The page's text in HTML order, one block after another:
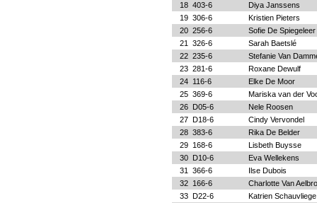
18 403-6
Diya Janssens
19 306-6
Kristien Pieters
20 256-6
Sofie De Spiegeleer
21
326-6
Sarah Baetslé
22 235-6
Stefanie Van
23 281-6
Roxane Dewulf
24 116-6
Elke De Moor
25 369-6
Mariska van der
26 D05-6
Nele Roosen
27 D18-6
Cindy Vervondel
28 383-6
Rika De Belder
29 168-6
Lisbeth Buysse
30 D10-6
Eva Wellekens
31
366-6
Ilse Dubois
32 166-6
Charlotte Van
33 D22-6
Katrien Schauvliege